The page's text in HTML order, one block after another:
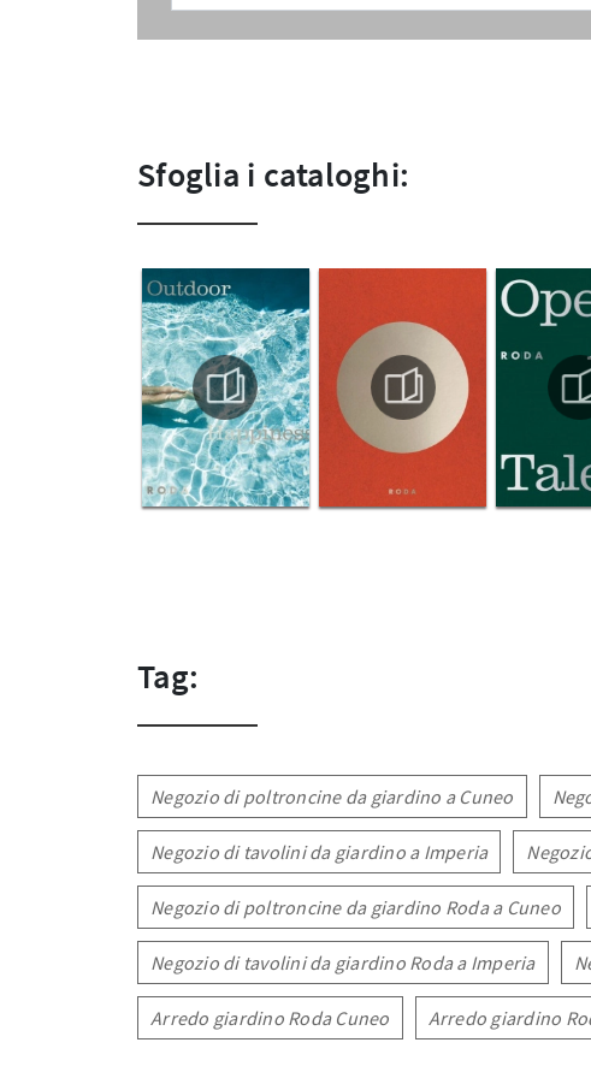
Sfoglia i cataloghi:
Tag:
Negozio di poltroncine da giardino a Cuneo
Negozio di tavolini da giardino a Imperia
Negozio di poltroncine da giardino Roda a Cuneo
Negozio di tavolini da giardino Roda a Imperia
Arredo giardino Roda Cuneo Arredo giardino